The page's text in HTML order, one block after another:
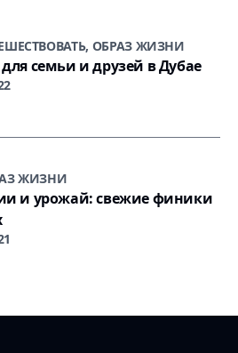
ОБРАЗ ЖИЗНИ
семьи и друзей в Дубае
ЖИЗНИ
и урожай: свежие финики